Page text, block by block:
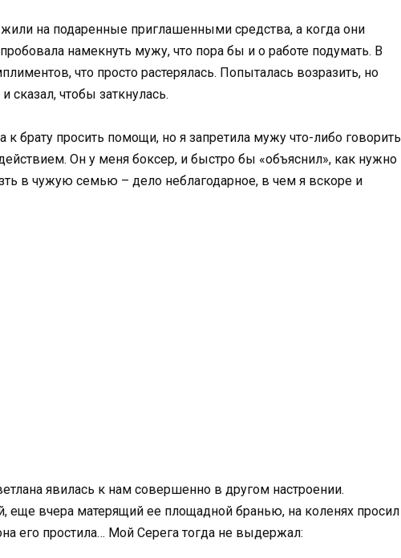
на подаренные приглашенными средства, а когда они
намекнуть мужу, что пора бы и о работе подумать. В
что просто растерялась. Попыталась возразить, но
чтобы заткнулась.
к брату просить помощи, но я запретила мужу что-либо говорить
Он у меня боксер, и быстро бы «объяснил», как нужно
в чужую семью – дело неблагодарное, в чем я вскоре и
явилась к нам совершенно в другом настроении.
еще вчера матерящий ее площадной бранью, на коленях просил
его простила… Мой Серега тогда не выдержал: